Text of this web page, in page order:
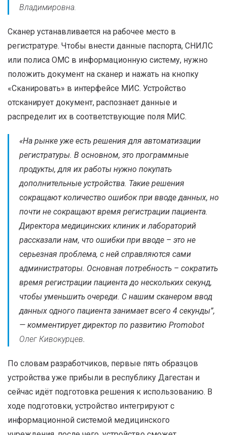
Владимировна.⁣
Сканер устанавливается на рабочее место в
регистратуре. Чтобы внести данные паспорта, СНИЛС
или полиса ОМС в информационную систему, нужно
положить документ на сканер и нажать на кнопку
«Сканировать» в интерфейсе МИС. Устройство
отсканирует документ, распознает данные и
распределит их в соответствующие поля МИС.
«На рынке уже есть решения для автоматизации
регистратуры. В основном, это программные
продукты, для их работы нужно покупать
дополнительные устройства. Такие решения
сокращают количество ошибок при вводе данных, но
почти не сокращают время регистрации пациента.
Директора медицинских клиник и лабораторий
рассказали нам, что ошибки при вводе – это не
серьезная проблема, с ней справляются сами
администраторы. Основная потребность – сократить
время регистрации пациента до нескольких секунд,
чтобы уменьшить очереди. С нашим сканером ввод
данных одного пациента занимает всего 4 секунды”,
— комментирует директор по развитию Promobot
Олег Кивокурцев.
По словам разработчиков, первые пять образцов
устройства уже прибыли в республику Дагестан и
сейчас идёт подготовка решения к использованию. В
ходе подготовки, устройство интегрируют с
информационной системой медицинского